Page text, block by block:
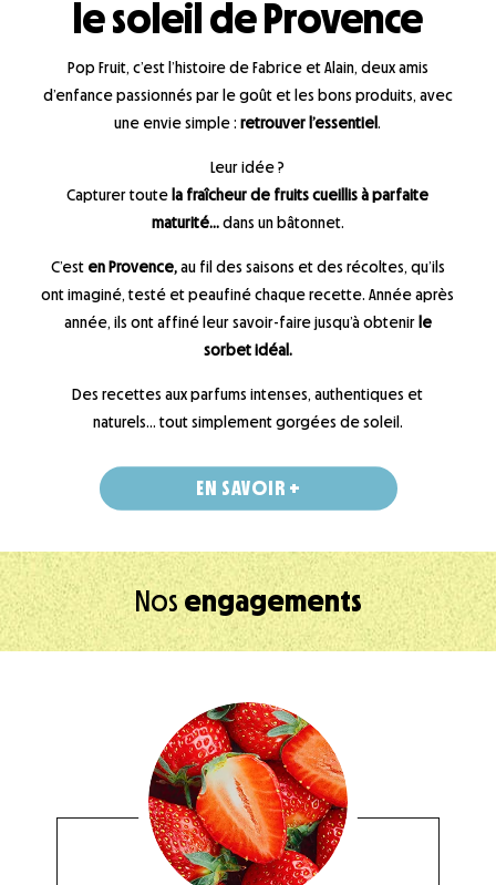
le soleil de Provence
Pop Fruit, c’est l’histoire de Fabrice et Alain, deux amis
d’enfance passionnés par le goût et les bons produits, avec
une envie simple :retrouver l’essentiel.
Leur idée ?
Capturer toutela fraîcheur de fruits cueillis à parfaite
maturité…dans un bâtonnet.
C’est en Provence,au fil des saisons et des récoltes, qu’ils
ont imaginé, testé et peaufiné chaque recette. Année après
année, ils ont affiné leur savoir-faire jusqu’à obtenirle
sorbet idéal.
Des recettes aux parfums intenses, authentiques et
naturels… tout simplement gorgées de soleil.
EN SAVOIR +
Nosengagements